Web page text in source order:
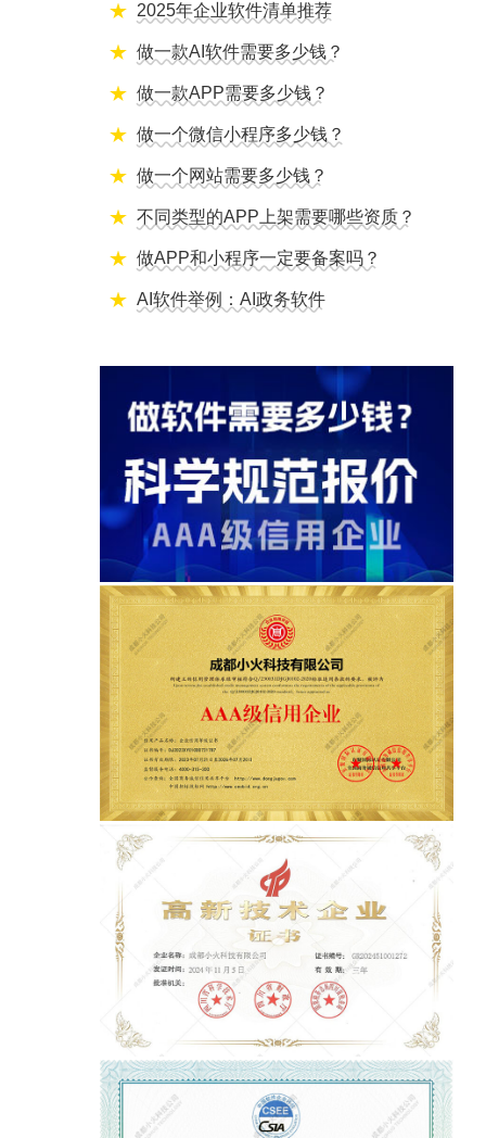
2025年企业软件清单推荐
做一款AI软件需要多少钱？
做一款APP需要多少钱？
做一个微信小程序多少钱？
做一个网站需要多少钱？
不同类型的APP上架需要哪些资质？
做APP和小程序一定要备案吗？
AI软件举例：AI政务软件